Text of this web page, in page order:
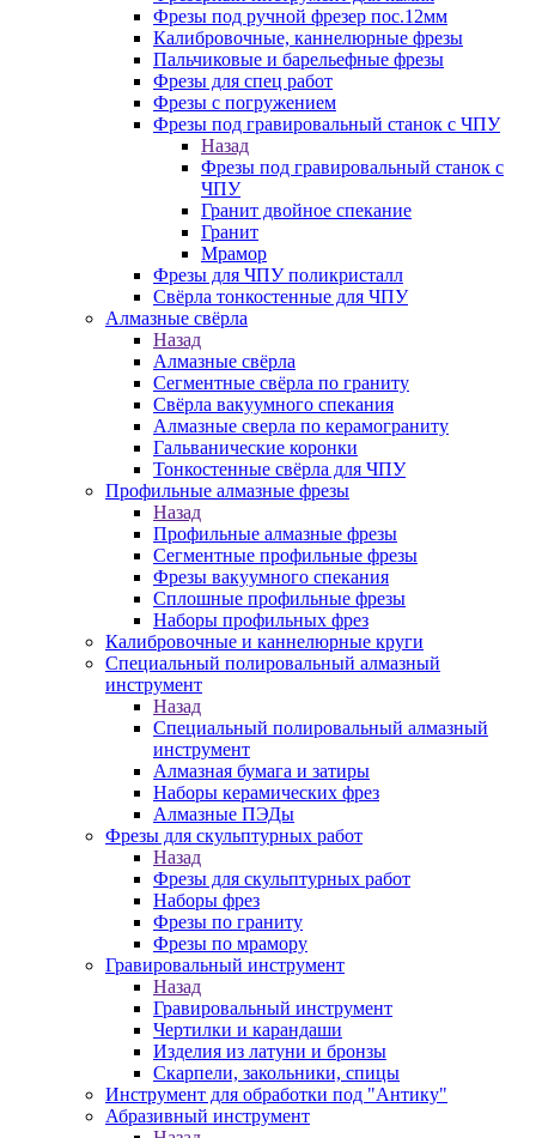
Фрезы под ручной фрезер пос.12мм
Калибровочные, каннелюрные фрезы
Пальчиковые и барельефные фрезы
Фрезы для спец работ
Фрезы с погружением
Фрезы под гравировальный станок с ЧПУ
Назад
Фрезы под гравировальный станок с
ЧПУ
Гранит двойное спекание
Гранит
Мрамор
Фрезы для ЧПУ поликристалл
Свёрла тонкостенные для ЧПУ
Алмазные свёрла
Назад
Алмазные свёрла
Сегментные свёрла по граниту
Свёрла вакуумного спекания
Алмазные сверла по керамограниту
Гальванические коронки
Тонкостенные свёрла для ЧПУ
Профильные алмазные фрезы
Назад
Профильные алмазные фрезы
Сегментные профильные фрезы
Фрезы вакуумного спекания
Сплошные профильные фрезы
Наборы профильных фрез
Калибровочные и каннелюрные круги
Специальный полировальный алмазный
инструмент
Назад
Специальный полировальный алмазный
инструмент
Алмазная бумага и затиры
Наборы керамических фрез
Алмазные ПЭДы
Фрезы для скульптурных работ
Назад
Фрезы для скульптурных работ
Наборы фрез
Фрезы по граниту
Фрезы по мрамору
Гравировальный инструмент
Назад
Гравировальный инструмент
Чертилки и карандаши
Изделия из латуни и бронзы
Скарпели, закольники, спицы
Инструмент для обработки под "Антику"
Абразивный инструмент